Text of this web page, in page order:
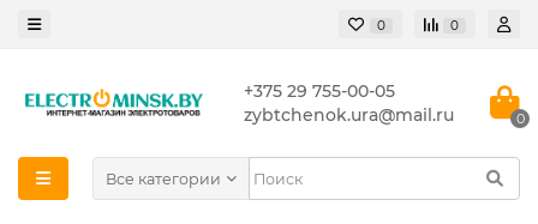
0 0
+375 29 755-00-05
zybtchenok.ura@mail.ru
0
Все категории